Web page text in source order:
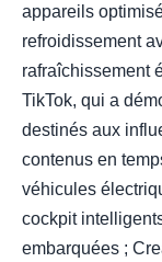
appareils
refroidissement
rafraîchissement
TikTok, qui a
destinés aux
contenus en
véhicules
cockpit
embarquées ;